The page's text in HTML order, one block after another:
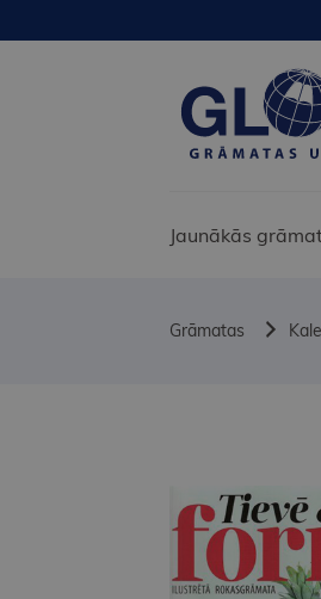
Jaunākās
Grāmatas